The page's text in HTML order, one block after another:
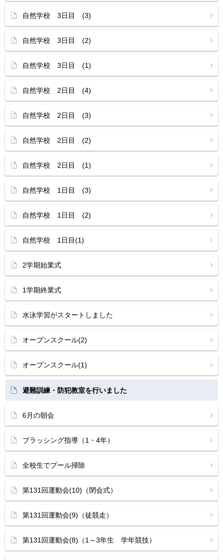
自然学校 3日目 (3)
自然学校 3日目 (2)
自然学校 3日目 (1)
自然学校 2日目 (4)
自然学校 2日目 (3)
自然学校 2日目 (2)
自然学校 2日目 (1)
自然学校 1日目 (3)
自然学校 1日目 (2)
自然学校 1日目(1)
2学期始業式
1学期終業式
水泳学習がスタートしました
オープンスクール(2)
オープンスクール(1)
避難訓練・防犯教室を行いました
6月の朝会
ブラッシング指導（1・4年）
全校生でプール掃除
第131回運動会(10)（閉会式）
第131回運動会(9)（徒競走）
第131回運動会(8)（1～3年生 学年競技）